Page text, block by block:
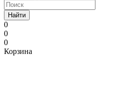
Найти
0
0
0
Корзина